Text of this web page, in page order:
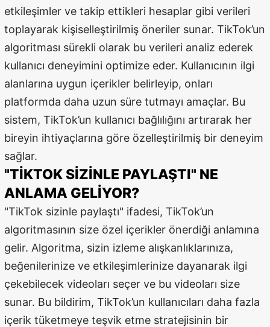
Gaziantep
Giresun
Gümüşhane
Hakkari
Isparta
Mersin
İstanbul
İzmir
Kars
Kastamonu
Kayseri
Kırklareli
etkileşimler ve takip ettikleri hesaplar gibi verileri
toplayarak kişiselleştirilmiş öneriler sunar. TikTok’un
algoritması sürekli olarak bu verileri analiz ederek
kullanıcı deneyimini optimize eder. Kullanıcının ilgi
alanlarına uygun içerikler belirleyip, onları
platformda daha uzun süre tutmayı amaçlar. Bu
sistem, TikTok’un kullanıcı bağlılığını artırarak her
bireyin ihtiyaçlarına göre özelleştirilmiş bir deneyim
sağlar.
"TIKTOK SIZINLE PAYLAŞTI" NE
ANLAMA GELIYOR?
"TikTok sizinle paylaştı" ifadesi, TikTok’un
algoritmasının size özel içerikler önerdiği anlamına
gelir. Algoritma, sizin izleme alışkanlıklarınıza,
beğenilerinize ve etkileşimlerinize dayanarak ilgi
çekebilecek videoları seçer ve bu videoları size
sunar. Bu bildirim, TikTok’un kullanıcıları daha fazla
içerik tüketmeye teşvik etme stratejisinin bir